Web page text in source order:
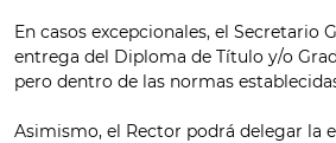
En casos excepcionales, el Secretario
entrega del Diploma de Título y/o
pero dentro de las normas
Asimismo, el Rector podrá delegar la